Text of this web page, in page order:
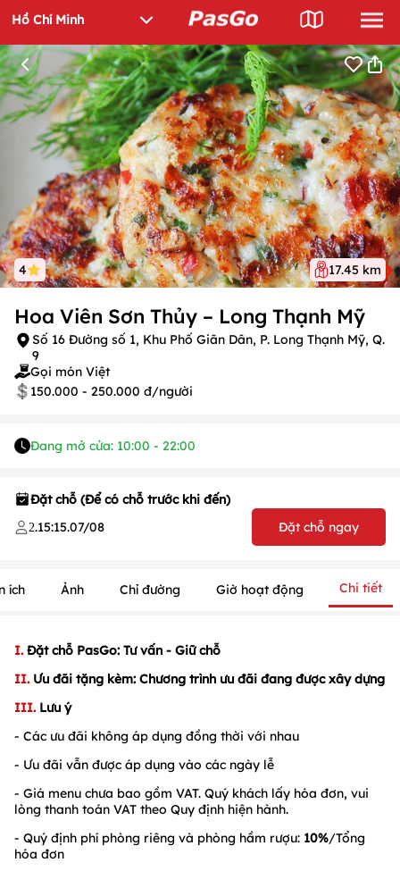
4 17.45 km
Hoa Viên Sơn Thủy – Long Thạnh Mỹ
Số 16 Đường số 1, Khu Phố Giãn Dân, P. Long Thạnh Mỹ, Q.
9
Gọi món Việt
150.000 - 250.000 đ/người
Đang mở cửa: 10:00 - 22:00
Đặt chỗ (Để có chỗ trước khi đến)
2.15:15.07/08 Đặt chỗ ngay
ích Ảnh Chỉ đường Giờ hoạt động Chi tiết
I. Đặt chỗ PasGo: Tư vấn - Giữ chỗ
II. Ưu đãi tặng kèm: Chương trình ưu đãi đang được xây dựng
III. Lưu ý
- Các ưu đãi không áp dụng đồng thời với nhau
- Ưu đãi vẫn được áp dụng vào các ngày lễ
- Giá menu chưa bao gồm VAT. Quý khách lấy hóa đơn, vui
lòng thanh toán VAT theo Quy định hiện hành.
- Quý định phí phòng riêng và phòng hầm rượu: 10%/Tổng
hóa đơn
/ 1